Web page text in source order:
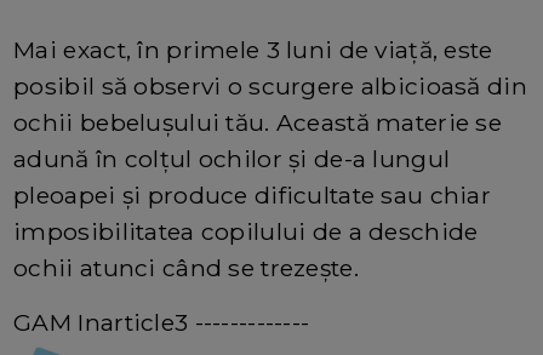
Mai exact, în primele 3 luni de viață, este
posibil să observi o scurgere albicioasă din
ochii bebelușului tău. Această materie se
adună în colțul ochilor și de-a lungul
pleoapei și produce dificultate sau chiar
imposibilitatea copilului de a deschide
ochii atunci când se trezește.
GAM Inarticle3 -------------